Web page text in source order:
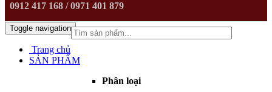
0912 417 168 / 0971 401 879
Toggle navigation
Trang chủ
SẢN PHẨM
Phân loại